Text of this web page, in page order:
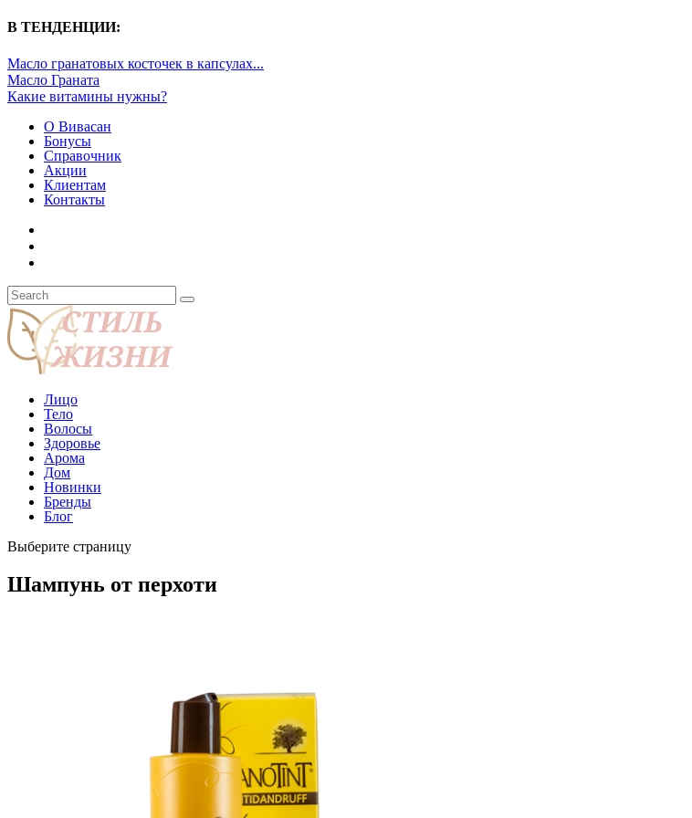
В ТЕНДЕНЦИИ:
Масло гранатовых косточек в капсулах...
Масло Граната
Какие витамины нужны?
О Вивасан
Бонусы
Справочник
Акции
Клиентам
Контакты
Лицо
Тело
Волосы
Здоровье
Арома
Дом
Новинки
Бренды
Блог
Выберите страницу
Шампунь от перхоти